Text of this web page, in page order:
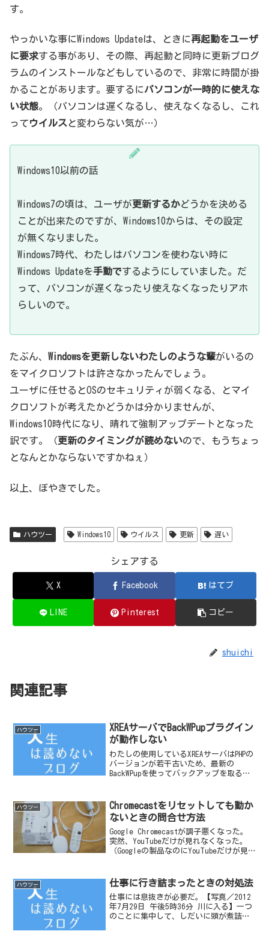
す。
やっかいな事にWindows Updateは、ときに再起動をユーザ
に要求する事があり、その際、再起動と同時に更新プログ
ラムのインストールなどもしているので、非常に時間が掛
かることがあります。要するにパソコンが一時的に使えな
い状態。（パソコンは遅くなるし、使えなくなるし、これ
ってウイルス と変わらない気が…）
Windows10以前の話
Windows7の頃は、ユーザが更新するかどうかを決める
ことが出来たのですが、Windows10からは、その設定
が無くなりました。
Windows7時代、わたしはパソコンを使わない時に
Windows Updateを手動でするようにしていました。だ
って、パソコンが遅くなったり使えなくなったりアホ
らしいので。
たぶん、 Windowsを更新しないわたしのような輩がいるの
をマイクロソフトは許さなかったんでしょう。
ユーザに任せるとOSのセキュリティが弱くなる、とマイ
クロソフトが考えたかどうかは分かりませんが、
Windows10時代になり、晴れて強制アップデートとなった
訳です。（更新のタイミングが読めないので、もうちょっ
となんとかならないですかねぇ）
以上、ぼやきでした。
ハウツー Windows10 ウイルス 更新 遅い
シェアする
X Facebook はてブ
LINE Pinterest コピー
shuichi
関連記事
ハウツー
XREAサーバでBackWPupプラグイン
が動作しない
わたしの使用しているXREAサーバはPHPの
バージョンが若干古いため、最新の
BackWPupを使ってバックアップを取るこ
た。するとWarningがでてしまい...
ハウツー
Chromecastをリセットしても動か
ないときの問合せ方法
Google Chromecastが調子悪くなった。
突然、YouTubeだけが見れなくなった。
（Googleの製品なのにYouTubeだけが見
ハウツー 仕事に行き詰まったときの対処法
仕事には息抜きが必要だ。【写真／2012
年7月29日 午後5時36分 川に入る】一つ
のことに集中して、しだいに頭が煮詰ま